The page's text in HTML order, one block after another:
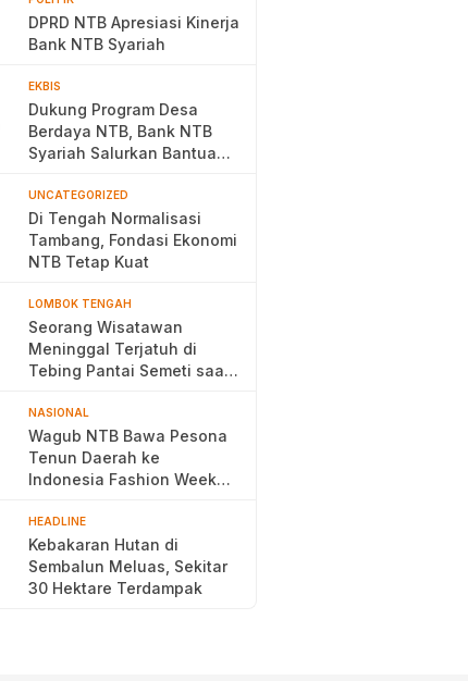
DPRD NTB Apresiasi Kinerja
Bank NTB Syariah
EKBIS
Dukung Program Desa
Berdaya NTB, Bank NTB
Syariah Salurkan Bantuan
UNCATEGORIZED
Di Tengah Normalisasi
Tambang, Fondasi Ekonomi
NTB Tetap Kuat
LOMBOK TENGAH
Seorang Wisatawan
Meninggal Terjatuh di
Tebing Pantai Semeti saat
NASIONAL
Wagub NTB Bawa Pesona
Tenun Daerah ke
Indonesia Fashion Week
HEADLINE
Kebakaran Hutan di
Sembalun Meluas, Sekitar
30 Hektare Terdampak